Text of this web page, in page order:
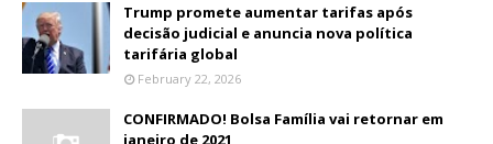
Trump promete aumentar tarifas após
decisão judicial e anuncia nova política
tarifária global
February 22, 2026
CONFIRMADO! Bolsa Família vai retornar em
janeiro de 2021